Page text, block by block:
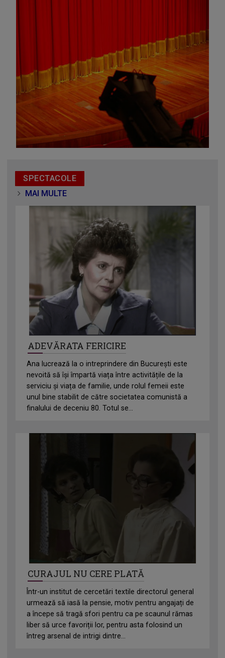
SPECTACOLE
MAI MULTE
ADEVĂRATA FERICIRE
Ana lucrează la o intreprindere din București este
nevoită să își împartă viața între activitățile de la
serviciu și viața de familie, unde rolul femeii este
unul bine stabilit de către societatea comunistă a
finalului de deceniu 80. Totul se...
CURAJUL NU CERE PLATĂ
Într-un institut de cercetări textile directorul general
urmează să iasă la pensie, motiv pentru angajați de
a începe să tragă sfori pentru ca pe scaunul rămas
liber să urce favoriții lor, pentru asta folosind un
întreg arsenal de intrigi dintre...